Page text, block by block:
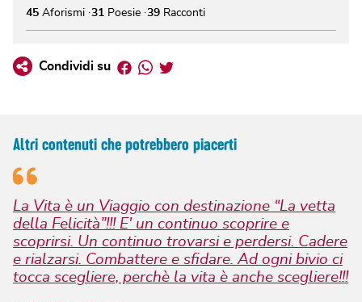
45 Aforismi 31 Poesie 39 Racconti
Condividi su Facebook
Whatsapp
Twitter
Altri contenuti che potrebbero piacerti
La Vita è un Viaggio con destinazione “La vetta
della Felicità”!!! E' un continuo scoprire e
scoprirsi. Un continuo trovarsi e perdersi. Cadere
e rialzarsi. Combattere e sfidare. Ad ogni bivio ci
tocca scegliere, perchè la vita è anche scegliere!!!